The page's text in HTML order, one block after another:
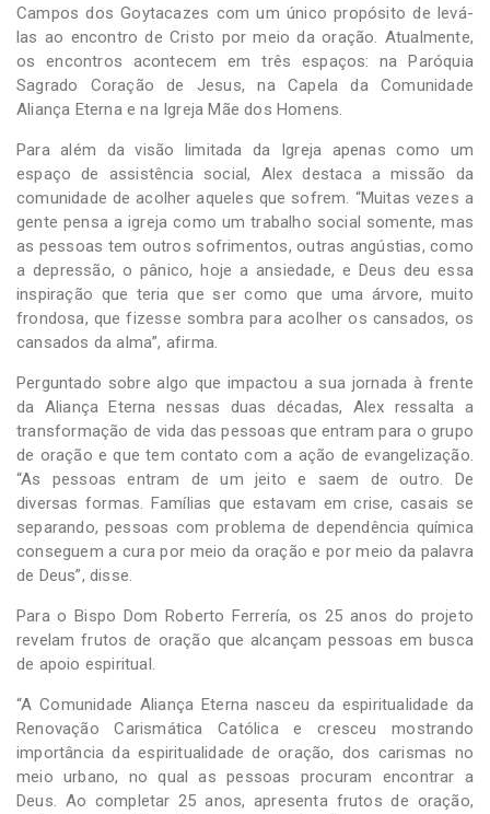
Campos dos Goytacazes com um único propósito de levá-
las ao encontro de Cristo por meio da oração. Atualmente,
os encontros acontecem em três espaços: na Paróquia
Sagrado Coração de Jesus, na Capela da Comunidade
Aliança Eterna e na Igreja Mãe dos Homens.
Para além da visão limitada da Igreja apenas como um
espaço de assistência social, Alex destaca a missão da
comunidade de acolher aqueles que sofrem. “Muitas vezes a
gente pensa a igreja como um trabalho social somente, mas
as pessoas tem outros sofrimentos, outras angústias, como
a depressão, o pânico, hoje a ansiedade, e Deus deu essa
inspiração que teria que ser como que uma árvore, muito
frondosa, que fizesse sombra para acolher os cansados, os
cansados da alma”, afirma.
Perguntado sobre algo que impactou a sua jornada à frente
da Aliança Eterna nessas duas décadas, Alex ressalta a
transformação de vida das pessoas que entram para o grupo
de oração e que tem contato com a ação de evangelização.
“As pessoas entram de um jeito e saem de outro. De
diversas formas. Famílias que estavam em crise, casais se
separando, pessoas com problema de dependência química
conseguem a cura por meio da oração e por meio da palavra
de Deus”, disse.
Para o Bispo Dom Roberto Ferrería, os 25 anos do projeto
revelam frutos de oração que alcançam pessoas em busca
de apoio espiritual.
“A Comunidade Aliança Eterna nasceu da espiritualidade da
Renovação Carismática Católica e cresceu mostrando
importância da espiritualidade de oração, dos carismas no
meio urbano, no qual as pessoas procuram encontrar a
Deus. Ao completar 25 anos, apresenta frutos de oração,